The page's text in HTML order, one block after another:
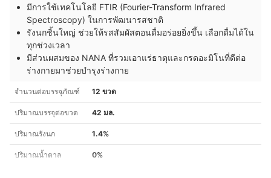
มีการใช้เทคโนโลยี FTIR (Fourier-Transform Infrared
Spectroscopy) ในการพัฒนารสชาติ
รังนกชิ้นใหญ่ ช่วยให้รสสัมผัสตอนดื่มอร่อยยิ่งขึ้น เลือกดื่มได้ใน
ทุกช่วงเวลา
มีส่วนผสมของ NANA ที่รวมเอาแร่ธาตุและกรดอะมิโนที่ดีต่อ
ร่างกายมาช่วยบำรุงร่างกาย
จำนวนต่อบรรจุภัณฑ์ 12 ขวด
ปริมาณบรรจุต่อขวด 42 มล.
ปริมาณรังนก 1.4%
ปริมาณน้ำตาล 0%